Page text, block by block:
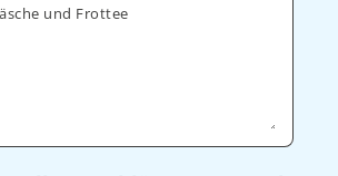
und Frottee